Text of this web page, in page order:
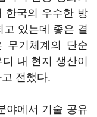
한국의 우수한 방
있는데 좋은 결
무기체계의 단순
내 현지 생산이
전했다.
야에서 기술 공유